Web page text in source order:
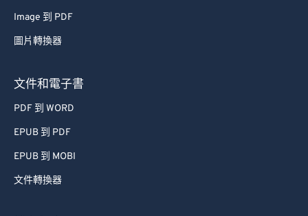
Image 到 PDF
圖片轉換器
文件和電子書
PDF 到 WORD
EPUB 到 PDF
EPUB 到 MOBI
文件轉換器